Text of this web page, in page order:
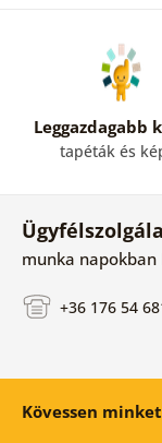
Leggazdagabb
tapéták és
munka napokban
+36 176 54
Kövessen minket